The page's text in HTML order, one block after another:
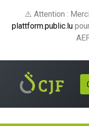
⚠️ Attention :
plattform.public.lu